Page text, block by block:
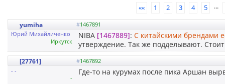
«« 1 2 3 4 5 ...
yumiha #1467891
Юрий Михайличенко
Иркутск
NIBA [1467889]: С китайскими брендами
утверждение. Так же подделывают.
[27761] #1467892
- -
-
Где-то на курумах после пика Аршан